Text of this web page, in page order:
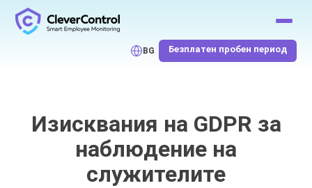
BG Безплатен пробен период
Изисквания на GDPR за
наблюдение на
служителите